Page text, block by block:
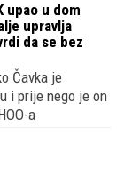
upao u dom
upravlja
da se bez
Čavka je
i prije nego je on
a